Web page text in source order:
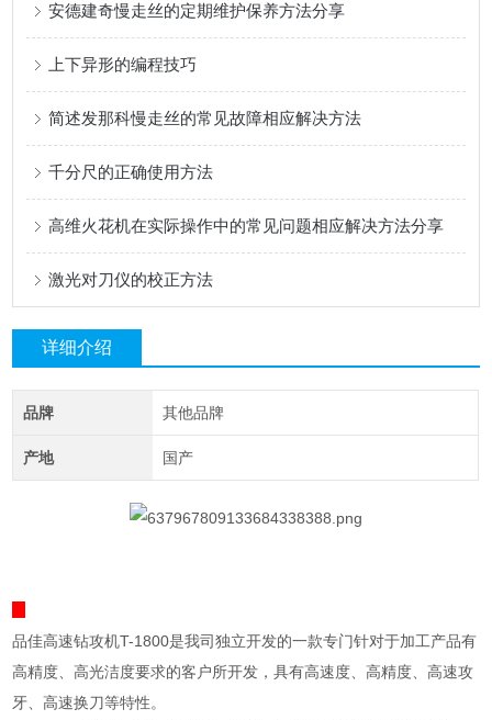
安德建奇慢走丝的定期维护保养方法分享
上下异形的编程技巧
简述发那科慢走丝的常见故障相应解决方法
千分尺的正确使用方法
高维火花机在实际操作中的常见问题相应解决方法分享
激光对刀仪的校正方法
详细介绍
品牌 其他品牌
产地 国产
品佳高速钻攻机T-1800是我司独立开发的一款专门针对于加工产品有
高精度、高光洁度要求的客户所开发，具有高速度、高精度、高速攻
牙、高速换刀等特性。